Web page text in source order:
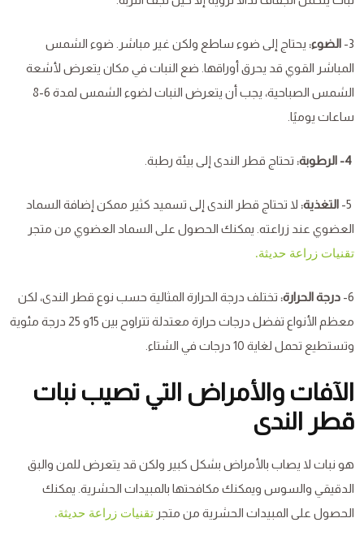
3- الضوء: يحتاج إلى ضوء ساطع ولكن غير مباشر. ضوء الشمس
المباشر القوي قد يحرق أوراقها. ضع النبات في مكان يتعرض لأشعة
الشمس الصباحية، يجب أن يتعرض النبات لضوء الشمس لمدة 6-8
ساعات يوميًا.
: تحتاج قطر الندى إلى بيئة رطبة.
التغذية: لا تحتاج قطر الندى إلى تسميد كثير ممكن إضافة السماد
العضوي عند زراعته. يمكنك الحصول على السماد العضوي من متجر
تقنيات زراعة حديثة.
6- درجة الحرارة: تختلف درجة الحرارة المثالية حسب نوع قطر الندى، لكن
معظم الأنواع تفضل درجات حرارة معتدلة تتراوح بين 15و 25 درجة مئوية
وتستطيع تحمل لغاية 10 درجات في الشتاء.
الآفات والأمراض التي تصيب نبات
قطر الندى
هو نبات لا يصاب بالأمراض بشكل كبير ولكن قد يتعرض للمن والبق
الدقيقي والسوس ويمكنك مكافحتها بالمبيدات الحشرية. يمكنك
الحصول على المبيدات الحشرية من متجر تقنيات زراعة حديثة.